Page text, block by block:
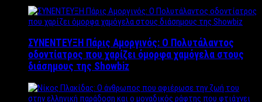
ΣΥΝΕΝΤΕΥΞΗ Πάρις Αμοργινός: O Πολυτάλαντος
οδοντίατρος που χαρίζει όμορφα χαμόγελα στους
διάσημους της Showbiz